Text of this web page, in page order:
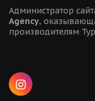
Администратор
Agency,
производителям